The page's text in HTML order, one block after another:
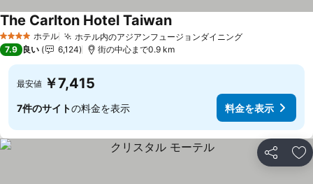
4 ホテルのランク
ホテル ホテル内のアジアンフュージョンダイニング
The Carlton Hotel Taiwan
7.9 良い 6,124 街の中心まで0.9 km
最安値 ￥7,415
7件のサイトの料金を表示 料金を表示
シェア お